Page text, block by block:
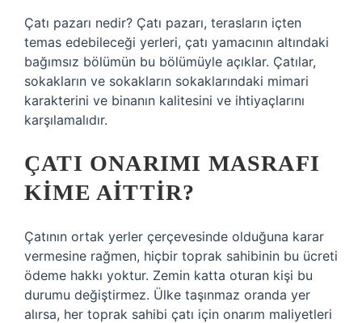
Çatı pazarı nedir? Çatı pazarı, terasların içten
temas edebileceği yerleri, çatı yamacının altındaki
bağımsız bölümün bu bölümüyle açıklar. Çatılar,
sokakların ve sokakların sokaklarındaki mimari
karakterini ve binanın kalitesini ve ihtiyaçlarını
karşılamalıdır.
ÇATI ONARIMI MASRAFI
KIME AITTIR?
Çatının ortak yerler çerçevesinde olduğuna karar
vermesine rağmen, hiçbir toprak sahibinin bu ücreti
ödeme hakkı yoktur. Zemin katta oturan kişi bu
durumu değiştirmez. Ülke taşınmaz oranda yer
alırsa, her toprak sahibi çatı için onarım maliyetleri